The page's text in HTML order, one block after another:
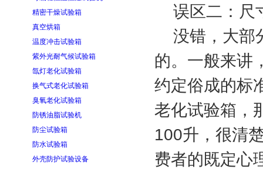
精密干燥试验箱
真空烘箱
温度冲击试验箱
紫外光耐气候试验箱
氙灯老化试验箱
换气式老化试验箱
臭氧老化试验箱
防锈油脂试验机
防尘试验箱
防水试验箱
外壳防护试验设备
误区二：尺
没错，大部
的。一般来讲
约定俗成的标
老化试验箱，
100升，很清
费者的既定心